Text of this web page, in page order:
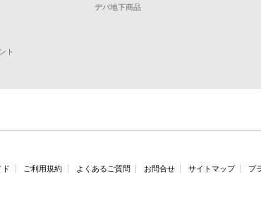
ト
デパ地下商品
ド ご利用規約 よくあるご質問 お問合せ サイトマップ プ